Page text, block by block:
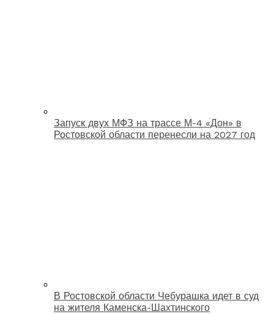
Запуск двух МФЗ на трассе М-4 «Дон» в
Ростовской области перенесли на 2027 год
В Ростовской области Чебурашка идет в суд
на жителя Каменска-Шахтинского